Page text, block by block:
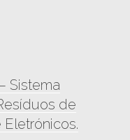
Sistema
de